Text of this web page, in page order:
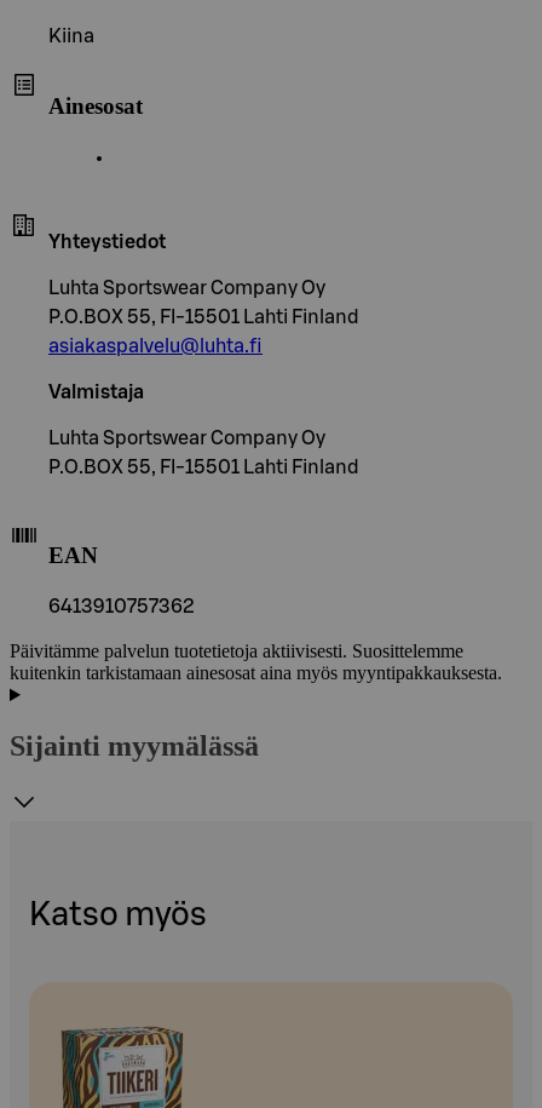
Kiina
Ainesosat
Yhteystiedot
Luhta Sportswear Company Oy
P.O.BOX 55, FI-15501 Lahti Finland
asiakaspalvelu@luhta.fi
Valmistaja
Luhta Sportswear Company Oy
P.O.BOX 55, FI-15501 Lahti Finland
EAN
6413910757362
Päivitämme palvelun tuotetietoja aktiivisesti. Suosittelemme
kuitenkin tarkistamaan ainesosat aina myös myyntipakkauksesta.
Sijainti myymälässä
Katso myös